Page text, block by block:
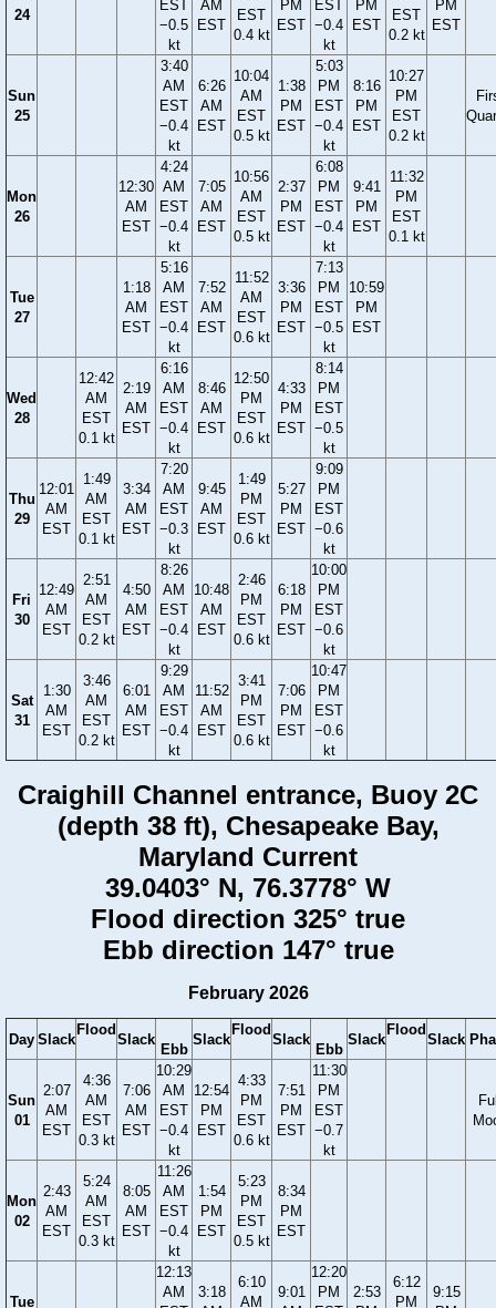
24
EST
−0.5
kt
AM
EST
EST
0.4 kt
PM
EST
EST
−0.4
kt
PM
EST
EST
0.2 kt
PM
EST
Sun
25
3:40
AM
EST
−0.4
kt
6:26
AM
EST
10:04
AM
EST
0.5 kt
1:38
PM
EST
5:03
PM
EST
−0.4
kt
8:16
PM
EST
10:27
PM
EST
0.2 kt
Mon
26
12:30
AM
EST
4:24
AM
EST
−0.4
kt
7:05
AM
EST
10:56
AM
EST
0.5 kt
2:37
PM
EST
6:08
PM
EST
−0.4
kt
9:41
PM
EST
11:32
PM
EST
0.1 kt
Tue
27
1:18
AM
EST
5:16
AM
EST
−0.4
kt
7:52
AM
EST
11:52
AM
EST
0.6 kt
3:36
PM
EST
7:13
PM
EST
−0.5
kt
10:59
PM
EST
Wed
28
12:42
AM
EST
0.1 kt
2:19
AM
EST
6:16
AM
EST
−0.4
kt
8:46
AM
EST
12:50
PM
EST
0.6 kt
4:33
PM
EST
8:14
PM
EST
−0.5
kt
Thu
29
12:01
AM
EST
1:49
AM
EST
0.1 kt
3:34
AM
EST
7:20
AM
EST
−0.3
kt
9:45
AM
EST
1:49
PM
EST
0.6 kt
5:27
PM
EST
9:09
PM
EST
−0.6
kt
Fri
30
12:49
AM
EST
2:51
AM
EST
0.2 kt
4:50
AM
EST
8:26
AM
EST
−0.4
kt
10:48
AM
EST
2:46
PM
EST
0.6 kt
6:18
PM
EST
10:00
PM
EST
−0.6
kt
Sat
31
1:30
AM
EST
3:46
AM
EST
0.2 kt
6:01
AM
EST
9:29
AM
EST
−0.4
kt
11:52
AM
EST
3:41
PM
EST
0.6 kt
7:06
PM
EST
10:47
PM
EST
−0.6
kt
Craighill Channel entrance, Buoy 2C
(depth 38 ft), Chesapeake Bay,
Maryland Current
39.0403° N, 76.3778° W
Flood direction 325° true
Ebb direction 147° true
February 2026
Day Slack
Flood
Slack
Ebb
Slack
Flood
Slack
Ebb
Slack
Flood
Slack
Sun
01
2:07
AM
EST
4:36
AM
EST
0.3 kt
7:06
AM
EST
10:29
AM
EST
−0.4
kt
12:54
PM
EST
4:33
PM
EST
0.6 kt
7:51
PM
EST
11:30
PM
EST
−0.7
kt
Mon
02
2:43
AM
EST
5:24
AM
EST
0.3 kt
8:05
AM
EST
11:26
AM
EST
−0.4
kt
1:54
PM
EST
5:23
PM
EST
0.5 kt
8:34
PM
EST
Tue
12:13
AM
3:18
6:10
AM
9:01
12:20
PM
2:53
6:12
PM
9:15